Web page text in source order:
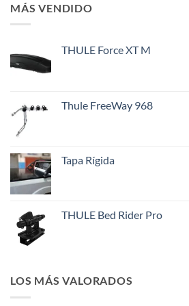
MÁS VENDIDO
THULE Force XT M
Thule FreeWay 968
Tapa Rígida
THULE Bed Rider Pro
LOS MÁS VALORADOS